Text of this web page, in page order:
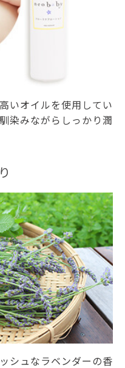
いオイルを使用してい
染みながらしっかり潤
シュなラベンダーの香